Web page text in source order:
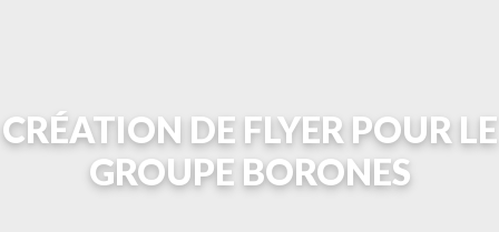
CRÉATION DE FLYER POUR LE
GROUPE BORONES